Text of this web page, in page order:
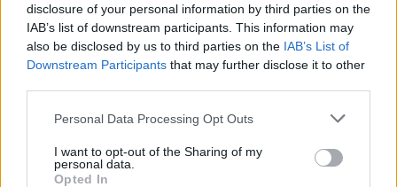
disclosure of your personal information by third parties on the
IAB’s list of downstream participants. This information may
also be disclosed by us to third parties on the IAB’s List of
Downstream Participants that may further disclose it to other
Please note that this website/app uses one or more Google
not limited to your visit or usage behaviour. You may click to
grant or deny consent to Google and its third-party tags to
Personal Data Processing Opt Outs
I want to opt-out of the Sharing of my
personal data.
Opted In
Mi épül?